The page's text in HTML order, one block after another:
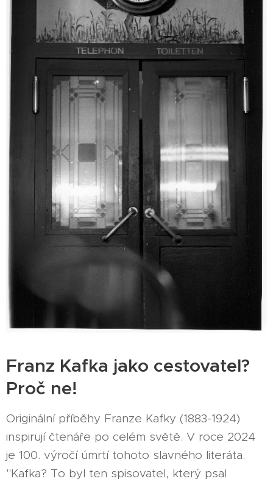
Franz Kafka jako cestovatel?
Proč ne!
Originální příběhy Franze Kafky (1883-1924)
inspirují čtenáře po celém světě. V roce 2024
je 100. výročí úmrtí tohoto slavného literáta.
"Kafka? To byl ten spisovatel, který psal